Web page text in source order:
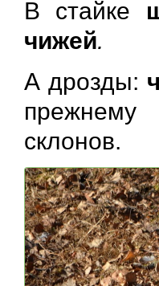
В стайке
чижей.
А дрозды:
прежнему
склонов.